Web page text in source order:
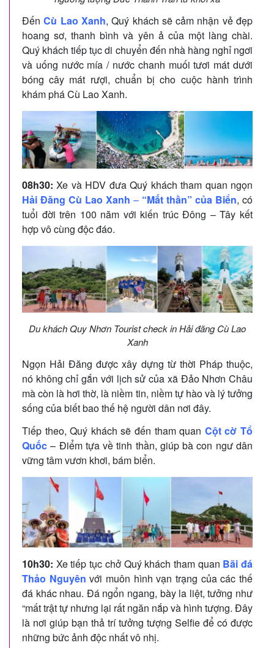
ĐếnCù Lao Xanh, Quý khách sẽ cảm nhận vẻ đẹp
hoang sơ, thanh bình và yên ả của một làng chài.
Quý khách tiếp tục di chuyển đến nhà hàng nghỉ ngơi
và uống nước mía / nước chanh muối tươi mát dưới
bóng cây mát rượi, chuẩn bị cho cuộc hành trình
khám phá Cù Lao Xanh.
08h30:Xe và HDV đưa Quý khách tham quan ngọn
Hải Đăng Cù Lao Xanh – “Mắt thần” của Biển, có
tuổi đời trên 100 năm với kiến trúc Đông – Tây kết
hợp vô cùng độc đáo.
Du khách Quy Nhơn Tourist check in Hải đăng Cù Lao
Xanh
Ngọn Hải Đăng được xây dựng từ thời Pháp thuộc,
nó không chỉ gắn với lịch sử của xã Đảo Nhơn Châu
mà còn là hơi thờ, là niềm tin, niềm tự hào và lý tưởng
sống của biết bao thế hệ người dân nơi đây.
Tiếp theo, Quý khách sẽ đến tham quan Cột cờ Tổ
Quốc – Điểm tựa về tinh thần, giúp bà con ngư dân
vững tâm vươn khơi, bám biển.
10h30: Xe tiếp tục chở Quý khách tham quan Bãi đá
Thảo Nguyên với muôn hình vạn trạng của các thế
đá khác nhau. Đá ngổn ngang, bày la liệt, tưởng như
“mất trật tự nhưng lại rất ngăn nắp và hình tượng. Đây
là nơi giúp bạn thả trí tưởng tượng Selfie để có được
những bức ảnh độc nhất vô nhị.